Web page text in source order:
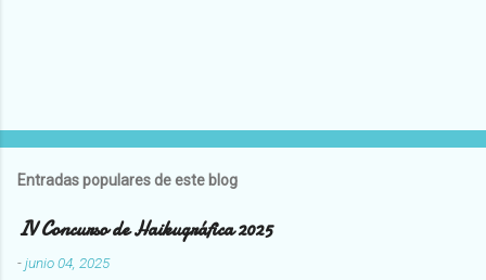
l
c
a
r
Entradas populares de este blog
IV Concurso de Haikugráfica 2025
-junio 04, 2025